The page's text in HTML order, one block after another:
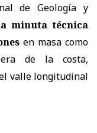
de Geología y
minuta técnica
en masa como
de la costa,
valle longitudinal